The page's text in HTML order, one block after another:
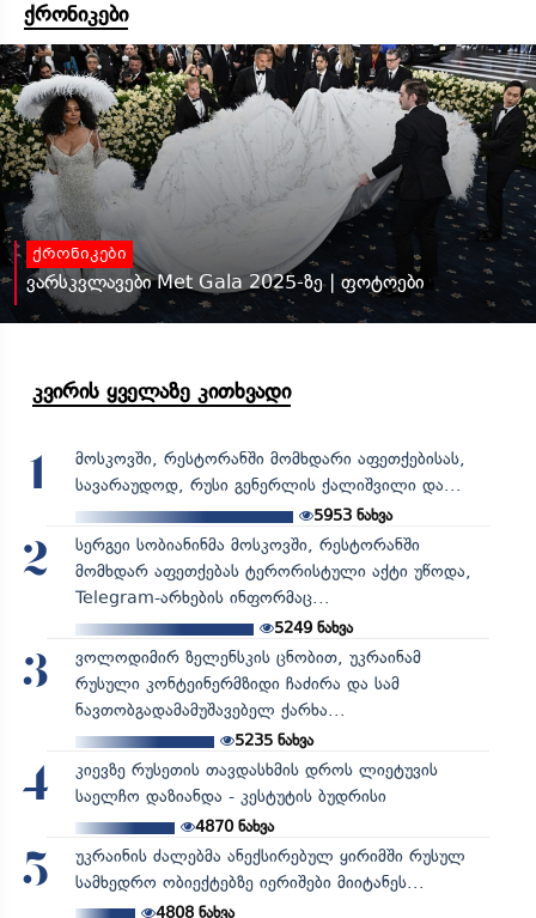
ქრონიკები
ქრონიკები
ვარსკვლავები Met Gala 2025-ზე | ფოტოები
კვირის ყველაზე კითხვადი
1
მოსკოვში, რესტორანში მომხდარი აფეთქებისას,
სავარაუდოდ, რუსი გენერლის ქალიშვილი და...
5953 ნახვა
2
სერგეი სობიანინმა მოსკოვში, რესტორანში
მომხდარ აფეთქებას ტერორისტული აქტი უწოდა,
Telegram-არხების ინფორმაც...
5249ნახვა
3
ვოლოდიმირ ზელენსკის ცნობით, უკრაინამ
რუსული კონტეინერმზიდი ჩაძირა და სამ
ნავთობგადამამუშავებელ ქარხა...
5235ნახვა
4
კიევზე რუსეთის თავდასხმის დროს ლიეტუვის
საელჩო დაზიანდა - კესტუტის ბუდრისი
4870ნახვა
5
უკრაინის ძალებმა ანექსირებულ ყირიმში რუსულ
სამხედრო ობიექტებზე იერიშები მიიტანეს...
4808ნახვა